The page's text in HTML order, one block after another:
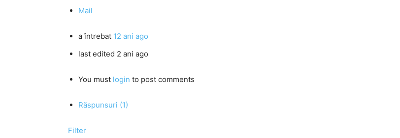
Mail
a întrebat 12 ani ago
last edited 2 ani ago
You must login to post comments
Răspunsuri (1)
Filter